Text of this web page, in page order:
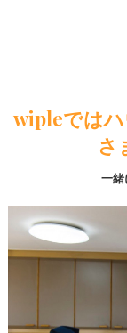
wipleでは
さ
一緒